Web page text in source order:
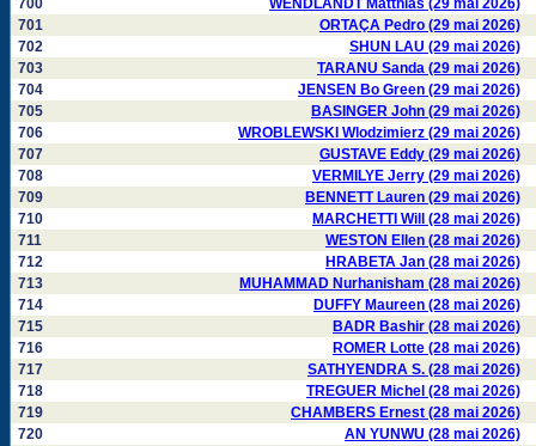
700
WENDLANDT Matthias (29 mai 2026)
701
ORTAÇA Pedro (29 mai 2026)
702
SHUN LAU (29 mai 2026)
703
TARANU Sanda (29 mai 2026)
704
JENSEN Bo Green (29 mai 2026)
705
BASINGER John (29 mai 2026)
706
WROBLEWSKI Wlodzimierz (29 mai 2026)
707
GUSTAVE Eddy (29 mai 2026)
708
VERMILYE Jerry (29 mai 2026)
709
BENNETT Lauren (29 mai 2026)
710
MARCHETTI Will (28 mai 2026)
711
WESTON Ellen (28 mai 2026)
712
HRABETA Jan (28 mai 2026)
713
MUHAMMAD Nurhanisham (28 mai 2026)
714
DUFFY Maureen (28 mai 2026)
715
BADR Bashir (28 mai 2026)
716
ROMER Lotte (28 mai 2026)
717
SATHYENDRA S. (28 mai 2026)
718
TREGUER Michel (28 mai 2026)
719
CHAMBERS Ernest (28 mai 2026)
720
AN YUNWU (28 mai 2026)